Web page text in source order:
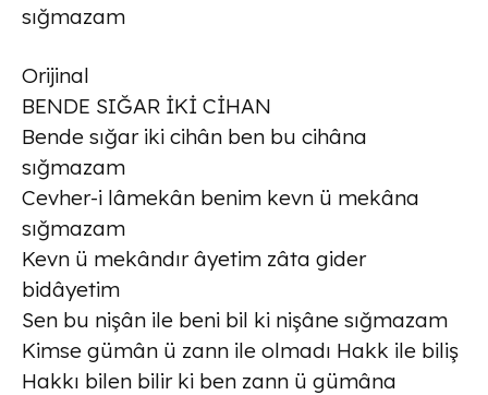
sığmazam
Orijinal
BENDE SIĞAR İKİ CİHAN
Bende sığar iki cihân ben bu cihâna
sığmazam
Cevher-i lâmekân benim kevn ü mekâna
sığmazam
Kevn ü mekândır âyetim zâta gider
bidâyetim
Sen bu nişân ile beni bil ki nişâne sığmazam
Kimse gümân ü zann ile olmadı Hakk ile biliş
Hakkı bilen bilir ki ben zann ü gümâna